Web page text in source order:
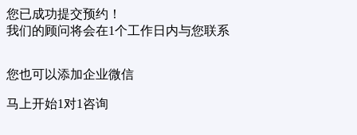
您已成功提交预约！
我们的顾问将会在1个工作日内与您联系
您也可以添加企业微信
马上开始1对1咨询